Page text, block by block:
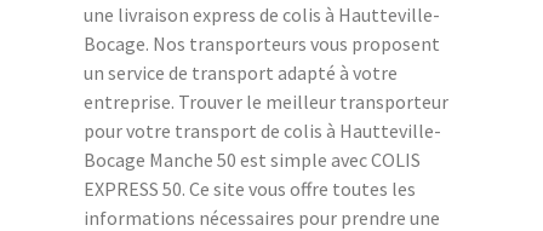
une livraison express de colis à Hautteville-
Bocage. Nos transporteurs vous proposent
un service de transport adapté à votre
entreprise. Trouver le meilleur transporteur
pour votre transport de colis à Hautteville-
Bocage Manche 50 est simple avec COLIS
EXPRESS 50. Ce site vous offre toutes les
informations nécessaires pour prendre une